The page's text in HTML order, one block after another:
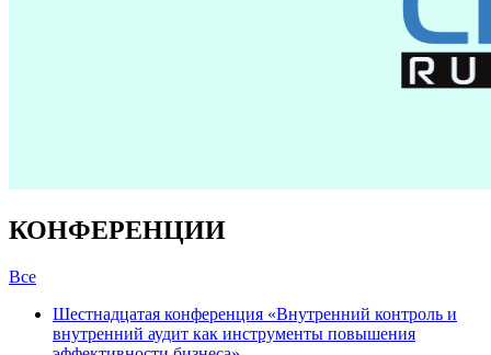
КОНФЕРЕНЦИИ
Все
Шестнадцатая конференция «Внутренний контроль и
внутренний аудит как инструменты повышения